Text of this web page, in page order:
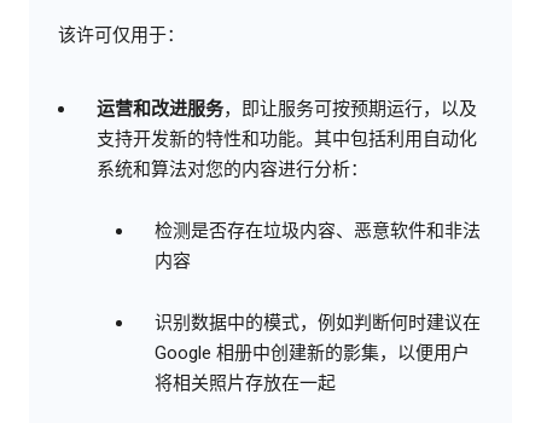
该许可仅用于：
运营和改进服务，即让服务可按预期运行，以及
支持开发新的特性和功能。其中包括利用自动化
系统和算法对您的内容进行分析：
检测是否存在垃圾内容、恶意软件和非法
内容
识别数据中的模式，例如判断何时建议在
Google 相册中创建新的影集，以便用户
将相关照片存放在一起